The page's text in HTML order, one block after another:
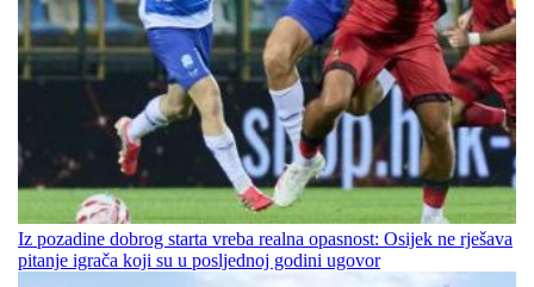
Iz pozadine dobrog starta vreba realna opasnost: Osijek ne rješava
pitanje igrača koji su u posljednoj godini ugovor